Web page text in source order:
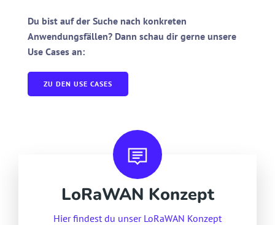
Du bist auf der Suche nach konkreten
Anwendungsfällen? Dann schau dir gerne unsere
Use Cases an:
ZU DEN USE CASES
LoRaWAN Konzept
Hier findest du unser LoRaWAN Konzept